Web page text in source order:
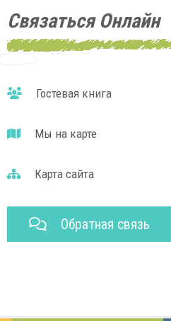
Связаться Онлайн
Гостевая книга
Мы на карте
Карта сайта
Обратная связь